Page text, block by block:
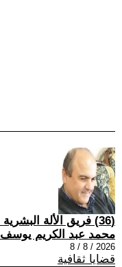
(36) فريق الألة البشرية - الحلقة السابعة والأخيرة
محمد عبد الكريم يوسف
2026 / 8 / 8
قضايا ثقافية